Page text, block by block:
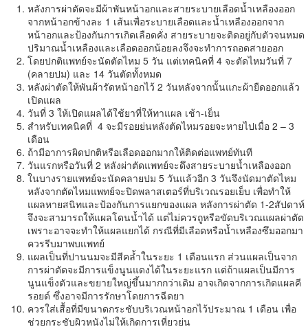
หลังการผ่าตัดจะมีผ้าพันหน้าอกและสายระบายเลือดน้ำเหลืองออก
จากหน้าอกข้างละ 1 เส้นเพื่อระบายเลือดและน้ำเหลืองออกจาก
หน้าอกและป้องกันการเกิดเลือดคั่ง สายระบายจะติดอยู่กับตัวจนหมด
ปริมาณน้ำเหลืองและเลือดออกน้อยลงจึงจะทำการถอดสายออก
โดยปกติแพทย์จะนัดตัดไหม 5 วัน แต่เทคนิคที่ 4 จะตัดไหมวันที่ 7
(คลายปม) และ 14 วันตัดทั้งหมด
หลังผ่าตัดให้พันผ้ารัดหน้าอกไว้ 2 วันหลังจากนั้นแกะผ้ายืดออกแล้ว
เปิดแผล
วันที่ 3 ให้เปิดแผลได้ใช้ยาที่ให้ทาแผล เช้า-เย็น
สำหรับเทคนิคที่ 4 จะมีรอยย่นหลังตัดไหมรอยจะหายไปเมื่อ 2 – 3
เดือน
ถ้ามีอาการผิดปกติหรือเลือดออกมากให้ติดต่อแพทย์ทันที
วันแรกหรือวันที่ 2 หลังผ่าตัดแพทย์จะดึงสายระบายน้ำเหลืองออก
ในบางรายแพทย์จะนัดคลายปม 5 วันแล้วอีก 3 วันจึงนัดมาตัดไหม
หลังจากตัดไหมแพทย์จะปิดพลาสเตอร์ที่บริเวณรอยเย็บ เพื่อทำให้
แผลหายสนิทและป้องกันการแยกของแผล หลังการผ่าตัด 1-2สัปดาห์
จึงจะสามารถให้แผลโดนน้ำได้ แต่ไม่ควรถูหรือขัดบริเวณแผลผ่าตัด
เพราะอาจจะทำให้แผลแยกได้ กรณีที่มีเลือดหรือน้ำเหลืองซึมออกมา
ควรรีบมาพบแพทย์
แผลเป็นที่ปานนมจะมีสีคล้ำในระยะ 1 เดือนแรก ส่วนแผลเป็นจาก
การผ่าตัดจะมีการแข็งนูนแดงได้ในระยะแรก แต่ถ้าแผลเป็นมีการ
นูนแข็งตัวและขยายใหญ่ขึ้นมากกว่าเดิม อาจเกิดจากการเกิดแผลคี
รอยด์ ซึ่งอาจมีการรักษาโดยการฉีดยา
ควรใส่เสื้อที่มีขนาดกระชับบริเวณหน้าอกไว้ประมาณ 1 เดือน เพื่อ
ช่วยกระชับผิวหนังไม่ให้เกิดการเหี่ยวย่น